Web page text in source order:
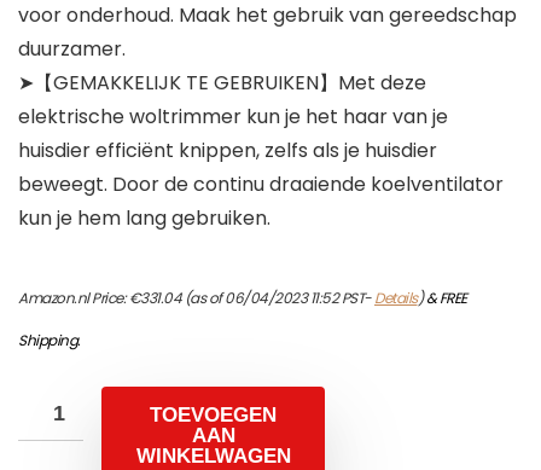
voor onderhoud. Maak het gebruik van gereedschap
duurzamer.
➤【GEMAKKELIJK TE GEBRUIKEN】Met deze
elektrische woltrimmer kun je het haar van je
huisdier efficiënt knippen, zelfs als je huisdier
beweegt. Door de continu draaiende koelventilator
kun je hem lang gebruiken.
Amazon.nl Price:€331.04(as of 06/04/2023 11:52 PST-Details)&FREE
Shipping.
TOEVOEGEN
AAN
WINKELWAGEN